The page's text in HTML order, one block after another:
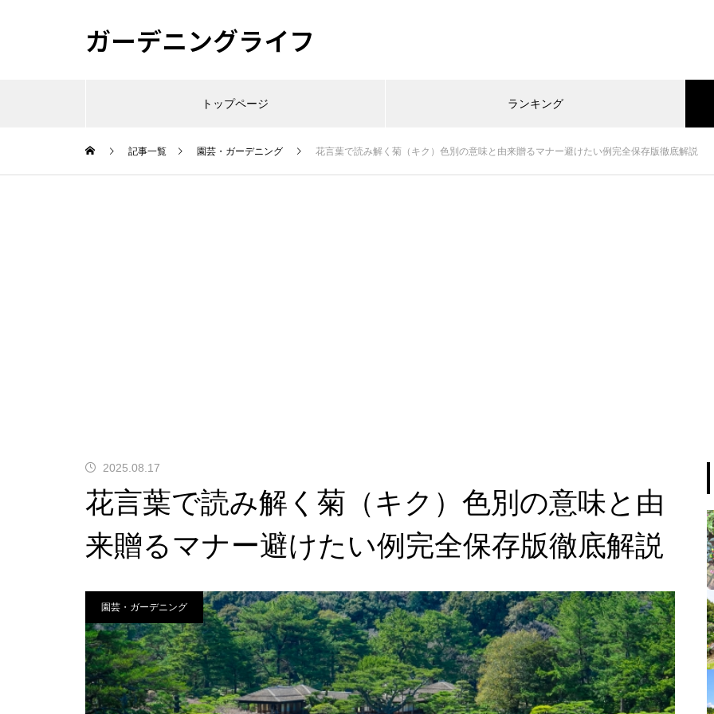
ガーデニングライフ
トップページ ランキング
記事一覧 園芸・ガーデニング 花言葉で読み解く菊（キク）色別の意味と由来贈るマナー避けたい例完全保存版徹底解説
2025.08.17
花言葉で読み解く菊（キク）色別の意味と由
来贈るマナー避けたい例完全保存版徹底解説
園芸・ガーデニング